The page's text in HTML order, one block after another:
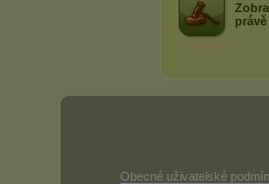
Obecné uživatelské